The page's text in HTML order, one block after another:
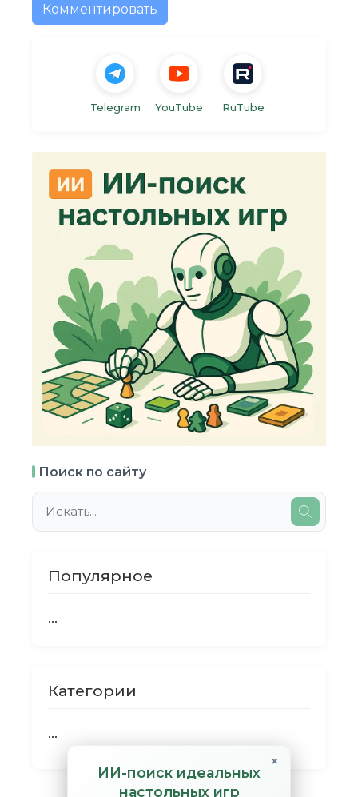
×
ИИ-поиск идеальных
настольных игр
Комментировать
Telegram YouTube RuTube
Поиск по сайту
Популярное
...
Категории
...